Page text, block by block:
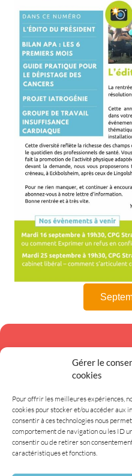
Gérer le
cookies
Pour offrir les meilleures expériences,
cookies pour stocker et/ou accéder aux
consentir à ces technologies nous
comportement de navigation ou les ID
consentir ou de retirer son
caractéristiques et fonctions.
Newsletter
inscrivant à notre newsletter.
S'inscrire